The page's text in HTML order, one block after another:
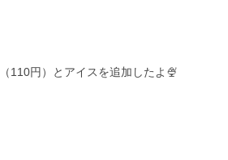
110円）とアイスを追加したよ🍨